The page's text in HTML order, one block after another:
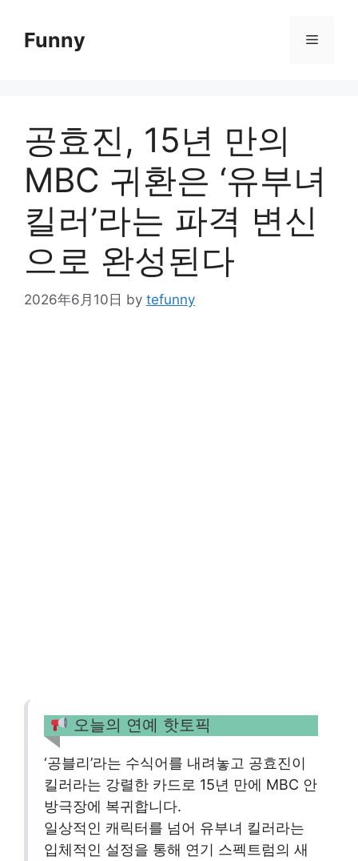
contentFunny Menu
공효진, 15년 만의
MBC 귀환은 ‘유부녀
킬러’라는 파격 변신
으로 완성된다
2026年6月10日 by tefunny
오늘의 연예 핫토픽
‘공블리’라는 수식어를 내려놓고 공효진이
킬러라는 강렬한 카드로 15년 만에 MBC 안
방극장에 복귀합니다.
일상적인 캐릭터를 넘어 유부녀 킬러라는
입체적인 설정을 통해 연기 스펙트럼의 새